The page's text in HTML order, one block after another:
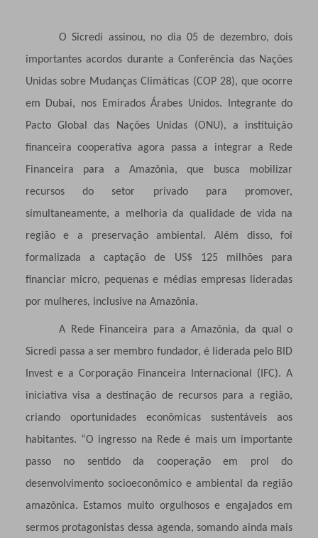
O Sicredi assinou, no dia 05 de dezembro, dois
importantes acordos durante a Conferência das Nações
Unidas sobre Mudanças Climáticas (COP 28), que ocorre
em Dubai, nos Emirados Árabes Unidos. Integrante do
Pacto Global das Nações Unidas (ONU), a instituição
financeira cooperativa agora passa a integrar a Rede
Financeira para a Amazônia, que busca mobilizar
recursos do setor privado para promover,
simultaneamente, a melhoria da qualidade de vida na
região e a preservação ambiental. Além disso, foi
formalizada a captação de US$ 125 milhões para
financiar micro, pequenas e médias empresas lideradas
por mulheres, inclusive na Amazônia.
A Rede Financeira para a Amazônia, da qual o
Sicredi passa a ser membro fundador, é liderada pelo BID
Invest e a Corporação Financeira Internacional (IFC). A
iniciativa visa a destinação de recursos para a região,
criando oportunidades econômicas sustentáveis aos
habitantes. “O ingresso na Rede é mais um importante
passo no sentido da cooperação em prol do
desenvolvimento socioeconômico e ambiental da região
amazônica. Estamos muito orgulhosos e engajados em
sermos protagonistas dessa agenda, somando ainda mais